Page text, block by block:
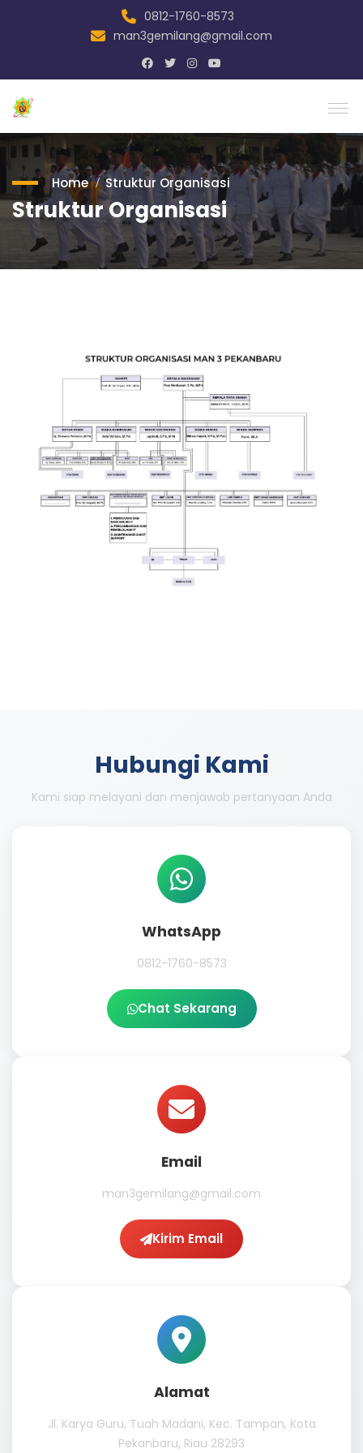
0812-1760-8573
man3gemilang@gmail.com
Home Struktur Organisasi
Struktur Organisasi
Hubungi Kami
Kami siap melayani dan menjawab pertanyaan Anda
WhatsApp
0812-1760-8573
Chat Sekarang
Email
man3gemilang@gmail.com
Kirim Email
Alamat
Jl. Karya Guru, Tuah Madani, Kec. Tampan, Kota
Pekanbaru, Riau 28293